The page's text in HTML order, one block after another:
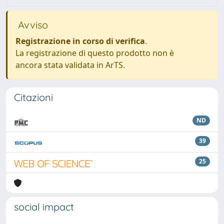
Avviso
Registrazione in corso di verifica.
La registrazione di questo prodotto non è
ancora stata validata in ArTS.
Citazioni
ND
39
25
social impact